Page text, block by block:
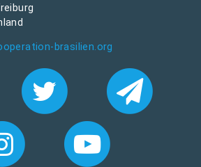
brasilien.org